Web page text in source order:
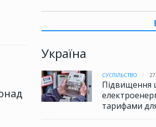
Україна
СУСПІЛЬСТВО
Підвищення
тарифами